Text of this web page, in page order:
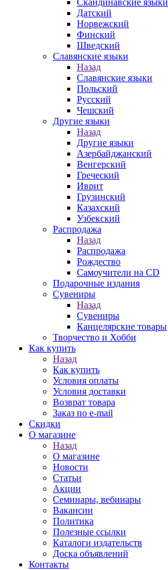
Скандинавские языки
Датский
Норвежский
Финский
Шведский
Славянские языки
Назад
Славянские языки
Польский
Русский
Чешский
Другие языки
Назад
Другие языки
Азербайджанский
Венгерский
Греческий
Иврит
Грузинский
Казахский
Узбекский
Распродажа
Назад
Распродажа
Рождество
Самоучители на CD
Подарочные издания
Сувениры
Назад
Сувениры
Канцелярские товары
Творчество и Хобби
Как купить
Назад
Как купить
Условия оплаты
Условия доставки
Возврат товара
Заказ по e-mail
Скидки
О магазине
Назад
О магазине
Новости
Статьи
Акции
Семинары, вебинары
Вакансии
Политика
Полезные ссылки
Каталоги издательств
Доска объявлений
Контакты